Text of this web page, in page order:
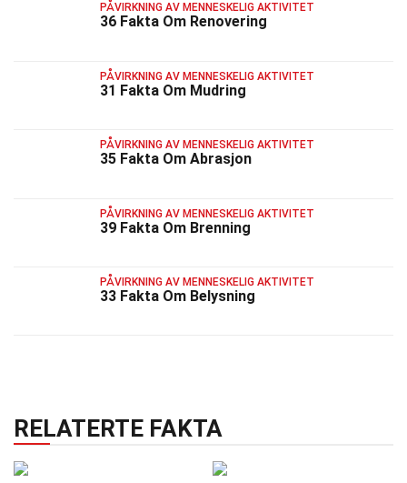
PÅVIRKNING AV MENNESKELIG AKTIVITET
36 Fakta Om Renovering
PÅVIRKNING AV MENNESKELIG AKTIVITET
31 Fakta Om Mudring
PÅVIRKNING AV MENNESKELIG AKTIVITET
35 Fakta Om Abrasjon
PÅVIRKNING AV MENNESKELIG AKTIVITET
39 Fakta Om Brenning
PÅVIRKNING AV MENNESKELIG AKTIVITET
33 Fakta Om Belysning
RELATERTE FAKTA